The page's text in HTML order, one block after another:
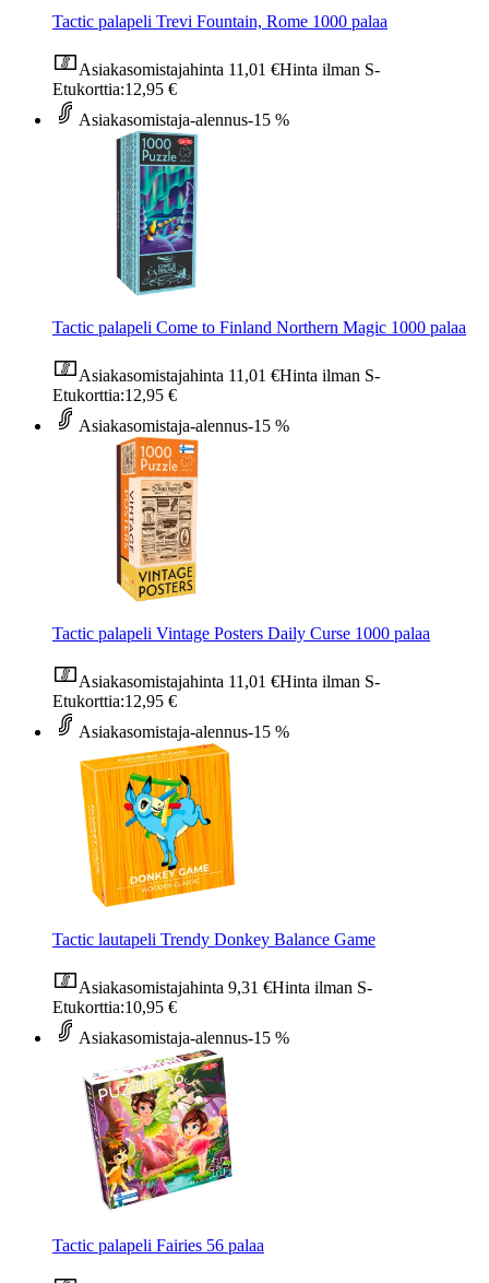
Tactic palapeli Trevi Fountain, Rome 1000 palaa
Asiakasomistajahinta 11,01 €Hinta ilman S-
Etukorttia:12,95 €
Asiakasomistaja-alennus-15 %
Tactic palapeli Come to Finland Northern Magic 1000 palaa
Asiakasomistajahinta 11,01 €Hinta ilman S-
Etukorttia:12,95 €
Asiakasomistaja-alennus-15 %
Tactic palapeli Vintage Posters Daily Curse 1000 palaa
Asiakasomistajahinta 11,01 €Hinta ilman S-
Etukorttia:12,95 €
Asiakasomistaja-alennus-15 %
Tactic lautapeli Trendy Donkey Balance Game
Asiakasomistajahinta 9,31 €Hinta ilman S-
Etukorttia:10,95 €
Asiakasomistaja-alennus-15 %
Tactic palapeli Fairies 56 palaa